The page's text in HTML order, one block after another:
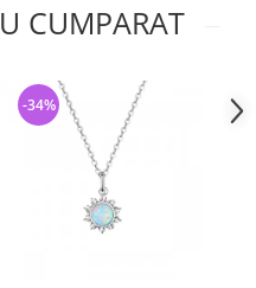
CUMPARAT
-34%